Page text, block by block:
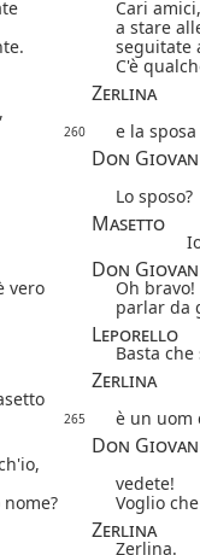
Cari
a stare
seguitate
C'è
Zerlina
260 e la
Don
Lo sposo?
Masetto
Don
vero
Oh
parlar da
Leporello
Basta
Zerlina
265 è un uom
Don
vedete!
Voglio
Zerlina
Zerlina.